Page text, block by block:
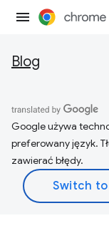
Blog
Google używa
preferowany język.
zawierać błędy.